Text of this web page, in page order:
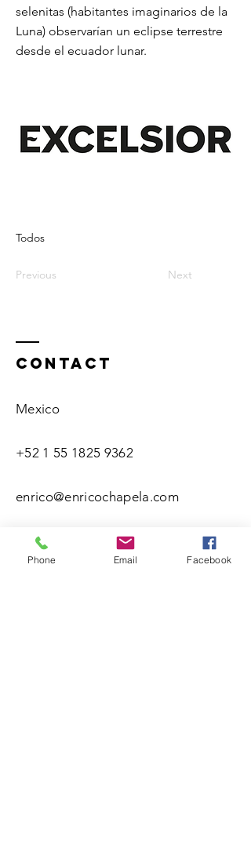
selenitas (habitantes imaginarios de la
Luna) observarían un eclipse terrestre
desde el ecuador lunar.
Todos
Previous Next
Contact
Mexico
+52 1 55 1825 9362
enrico@enricochapela.com
Phone Email Facebook